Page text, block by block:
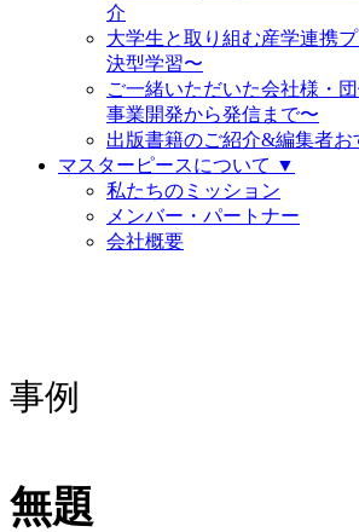
介
大学生と取り組む産学連携
決型学習〜
ご一緒いただいた会社様・
事業開発から発信まで〜
出版書籍のご紹介&編集者お
マスターピースについて ▼
私たちのミッション
メンバー・パートナー
会社概要
事例
無題